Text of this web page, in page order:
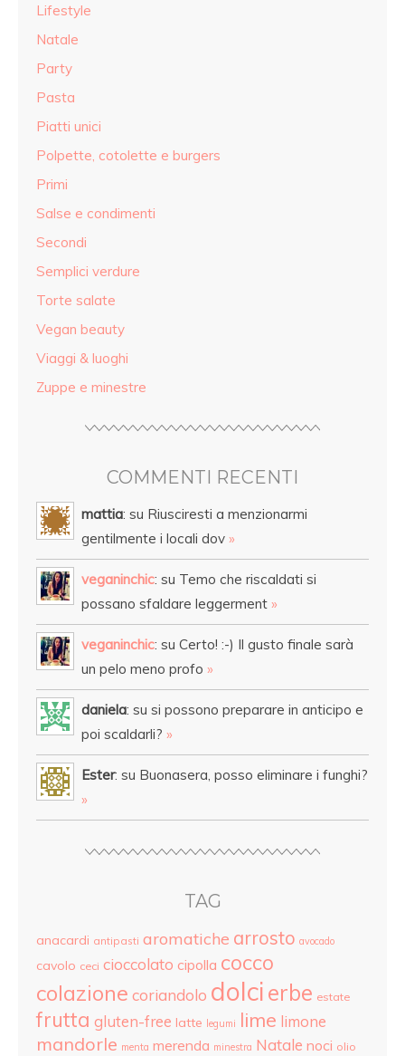
Lifestyle
Natale
Party
Pasta
Piatti unici
Polpette, cotolette e burgers
Primi
Salse e condimenti
Secondi
Semplici verdure
Torte salate
Vegan beauty
Viaggi & luoghi
Zuppe e minestre
COMMENTI RECENTI
mattia: su Riusciresti a menzionarmi
gentilmente i locali dov »
veganinchic: su Temo che riscaldati si
possano sfaldare leggerment »
veganinchic: su Certo! :-) Il gusto finale sarà
un pelo meno profo »
daniela: su si possono preparare in anticipo e
poi scaldarli? »
Ester: su Buonasera, posso eliminare i funghi?
»
TAG
anacardi antipasti aromatiche arrosto avocado
cavolo ceci cioccolato cipolla cocco
colazione coriandolo dolci erbe estate
frutta gluten-free latte legumi lime limone
mandorle menta merenda minestra Natale noci olio